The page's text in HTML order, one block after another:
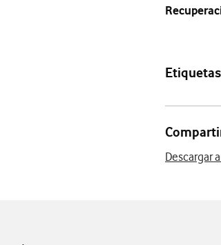
Descargar